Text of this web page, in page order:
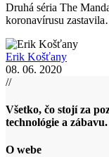
Druhá séria The
koronavírusu
Erik Košťany
08. 06. 2020
//
Všetko, čo stojí za
technológie a zábavu.
O webe